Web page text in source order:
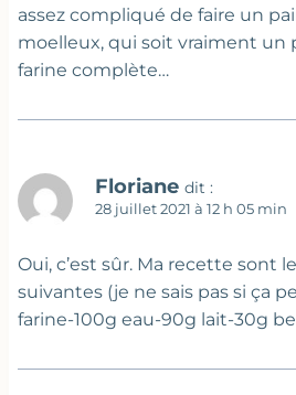
assez compliqué de faire un
moelleux, qui soit vraiment un
farine complète…
Floriane dit :
28 juillet 2021 à 12 h 05 min
Oui, c’est sûr. Ma recette sont
suivantes (je ne sais pas si ça
farine-100g eau-90g lait-30g